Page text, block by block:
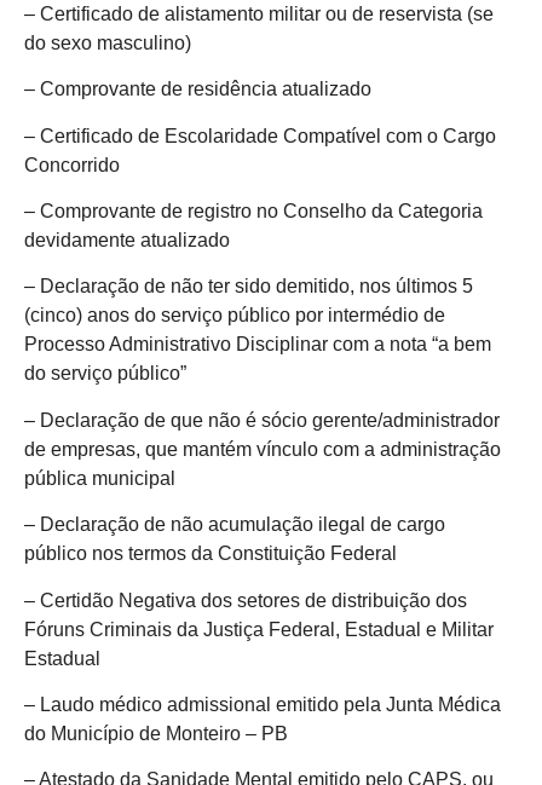
– Certificado de alistamento militar ou de reservista (se
do sexo masculino)
– Comprovante de residência atualizado
– Certificado de Escolaridade Compatível com o Cargo
Concorrido
– Comprovante de registro no Conselho da Categoria
devidamente atualizado
– Declaração de não ter sido demitido, nos últimos 5
(cinco) anos do serviço público por intermédio de
Processo Administrativo Disciplinar com a nota “a bem
do serviço público”
– Declaração de que não é sócio gerente/administrador
de empresas, que mantém vínculo com a administração
pública municipal
– Declaração de não acumulação ilegal de cargo
público nos termos da Constituição Federal
– Certidão Negativa dos setores de distribuição dos
Fóruns Criminais da Justiça Federal, Estadual e Militar
Estadual
– Laudo médico admissional emitido pela Junta Médica
do Município de Monteiro – PB
– Atestado da Sanidade Mental emitido pelo CAPS, ou